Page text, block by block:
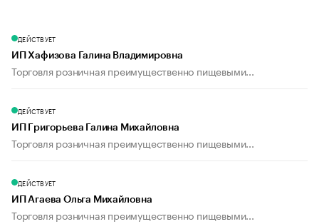
ДЕЙСТВУЕТ
ИП Хафизова Галина Владимировна
Торговля розничная преимущественно пищевыми...
ДЕЙСТВУЕТ
ИП Григорьева Галина Михайловна
Торговля розничная преимущественно пищевыми...
ДЕЙСТВУЕТ
ИП Агаева Ольга Михайловна
Торговля розничная преимущественно пищевыми...